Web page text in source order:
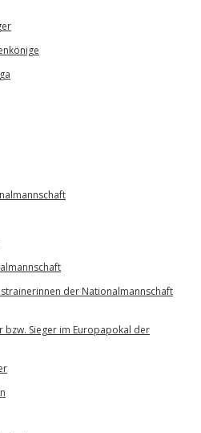
der Nationalmannschaft
bzw. Sieger im Europapokal der